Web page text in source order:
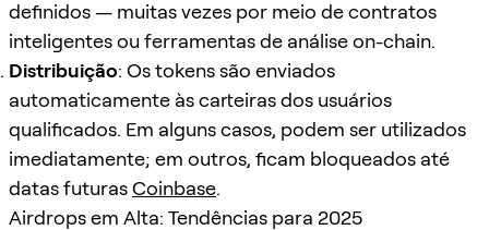
definidos — muitas vezes por meio de contratos
inteligentes ou ferramentas de análise on-chain.
Distribuição: Os tokens são enviados
automaticamente às carteiras dos usuários
qualificados. Em alguns casos, podem ser utilizados
imediatamente; em outros, ficam bloqueados até
datas futurasCoinbase.
Airdrops em Alta: Tendências para 2025